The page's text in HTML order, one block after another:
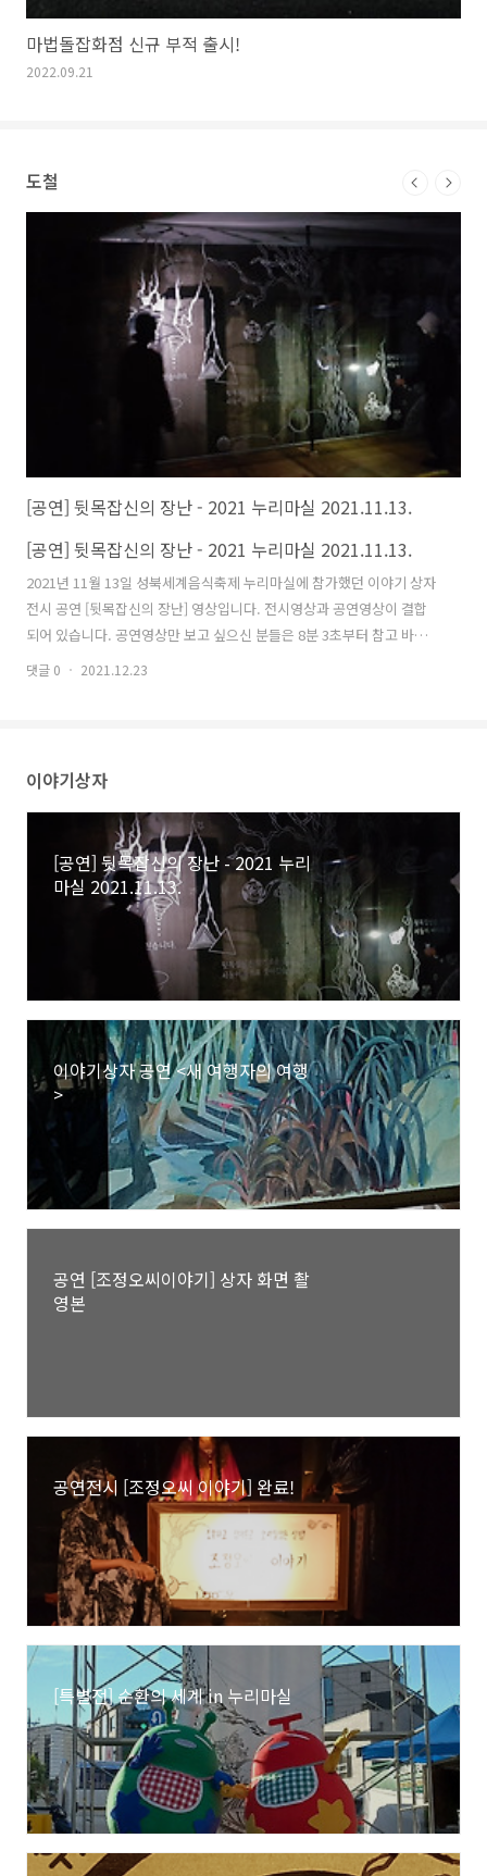
마법돌잡화점 신규 부적 출시!
2022.09.21
도철
[공연] 뒷목잡신의 장난 - 2021 누리마실 2021.11.13.
[공연] 뒷목잡신의 장난 - 2021 누리마실 2021.11.13.
2021년 11월 13일 성북세계음식축제 누리마실에 참가했던 이야기 상자
전시 공연 [뒷목잡신의 장난] 영상입니다. 전시영상과 공연영상이 결합
되어 있습니다. 공연영상만 보고 싶으신 분들은 8분 3초부터 참고 바랍
니다. 전시 영상 - 00:00 https://youtu.be/AGHP3NkD4AU 공연 영상
2021.11.13. 오후 7시 장소 미아리고개하부공간 미인도 1-2. STAFF 연
출 김지희..
댓글 0 2021.12.23
이야기상자
[공연] 뒷목잡신의 장난 - 2021 누리
마실 2021.11.13.
이야기상자 공연 <새 여행자의 여행
>
공연 [조정오씨이야기] 상자 화면 촬
영본
공연전시 [조정오씨 이야기] 완료!
[특별전] 순환의 세계 in 누리마실